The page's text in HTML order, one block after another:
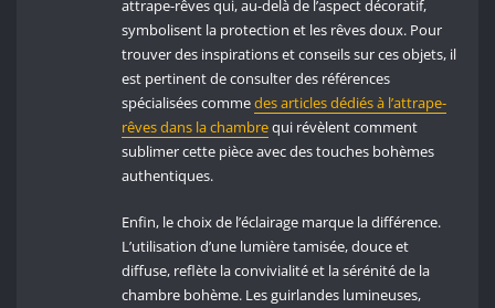
attrape-rêves qui, au-delà de l’aspect décoratif,
symbolisent la protection et les rêves doux. Pour
trouver des inspirations et conseils sur ces objets, il
est pertinent de consulter des références
spécialisées commedes articles dédiés à l’attrape-
rêves dans la chambrequi révèlent comment
sublimer cette pièce avec des touches bohèmes
authentiques.
Enfin, le choix de l’éclairage marque la différence.
L’utilisation d’une lumière tamisée, douce et
diffuse, reflète la convivialité et la sérénité de la
chambre bohème. Les guirlandes lumineuses,